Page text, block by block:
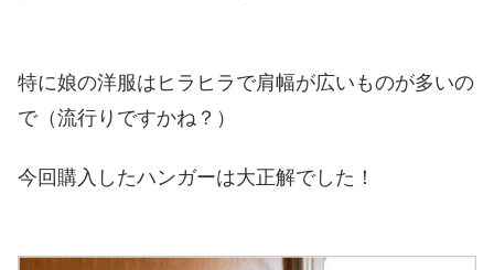
特に娘の洋服はヒラヒラで肩幅が広いものが多いの
で（流行りですかね？）
今回購入したハンガーは大正解でした！